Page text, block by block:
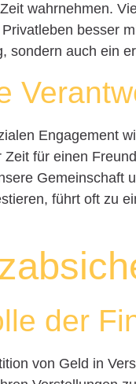
wahrnehmen.
besser
sondern auch ein
Engagement
für einen
Gemeinschaft
führt oft zu
der
von Geld in